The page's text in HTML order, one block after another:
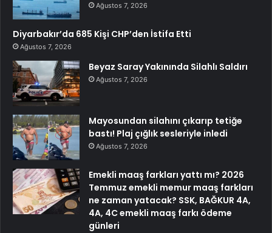
Ağustos 7, 2026
Diyarbakır’da 685 Kişi CHP’den İstifa Etti
Ağustos 7, 2026
Beyaz Saray Yakınında Silahlı Saldırı
Ağustos 7, 2026
Mayosundan silahını çıkarıp tetiğe
bastı! Plaj çığlık sesleriyle inledi
Ağustos 7, 2026
Emekli maaş farkları yattı mı? 2026
Temmuz emekli memur maaş farkları
ne zaman yatacak? SSK, BAĞKUR 4A,
4A, 4C emekli maaş farkı ödeme
günleri